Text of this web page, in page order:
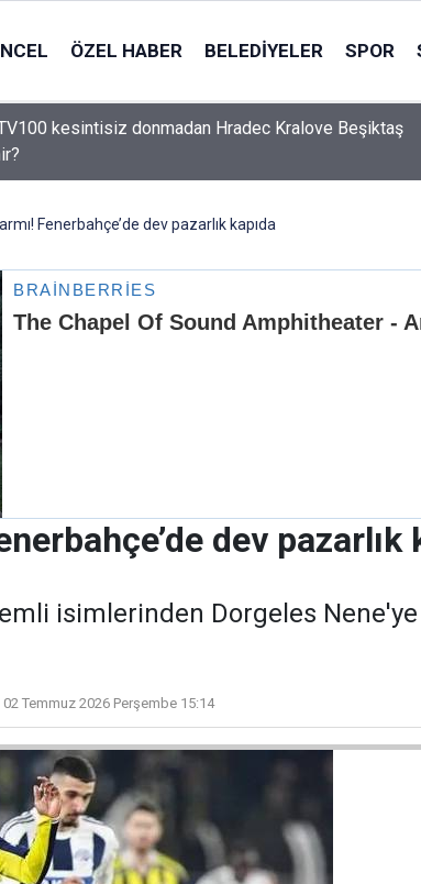
ÖZEL HABER BELEDIYELER SPOR
kesintisiz donmadan Hradec Kralove Beşiktaş
Fenerbahçe’de dev pazarlık kapıda
dev pazarlık
isimlerinden Dorgeles Nene'ye
02 Temmuz 2026 Perşembe 15:14